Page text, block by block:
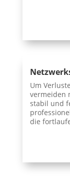
Um
vermeiden
stabil und
die